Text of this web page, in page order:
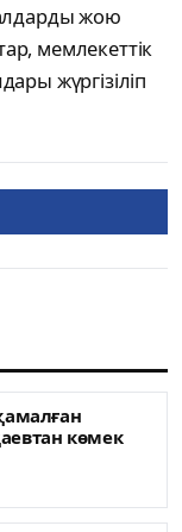
жою
мемлекеттік
жүргізіліп
көмек